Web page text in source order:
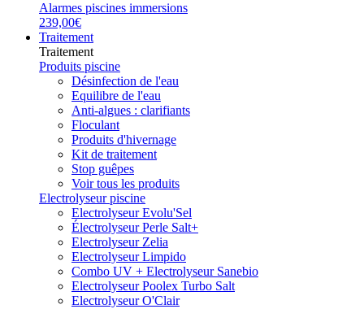
Alarmes piscines immersions
239,00€
Traitement
Traitement
Produits piscine
Désinfection de l'eau
Equilibre de l'eau
Anti-algues : clarifiants
Floculant
Produits d'hivernage
Kit de traitement
Stop guêpes
Voir tous les produits
Electrolyseur piscine
Electrolyseur Evolu'Sel
Électrolyseur Perle Salt+
Electrolyseur Zelia
Electrolyseur Limpido
Combo UV + Electrolyseur Sanebio
Electrolyseur Poolex Turbo Salt
Electrolyseur O'Clair